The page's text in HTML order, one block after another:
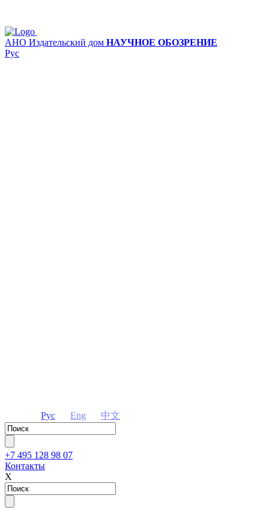
АНО Издательский дом НАУЧНОЕ ОБОЗРЕНИЕ
Рус
Рус Eng 中文
+7 495 128 98 07
Контакты
Х